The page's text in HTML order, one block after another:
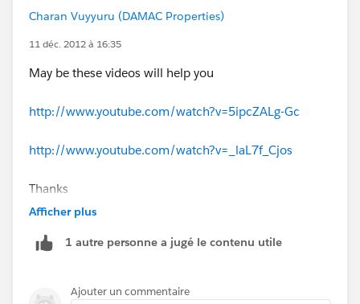
Charan Vuyyuru (DAMAC Properties)
11 déc. 2012 à 16:35
May be these videos will help you
http://www.youtube.com/watch?v=5ipcZALg-Gc
http://www.youtube.com/watch?v=_laL7f_Cjos
Thanks
Afficher plus
1 autre personne a jugé le contenu utile
Ajouter un commentaire